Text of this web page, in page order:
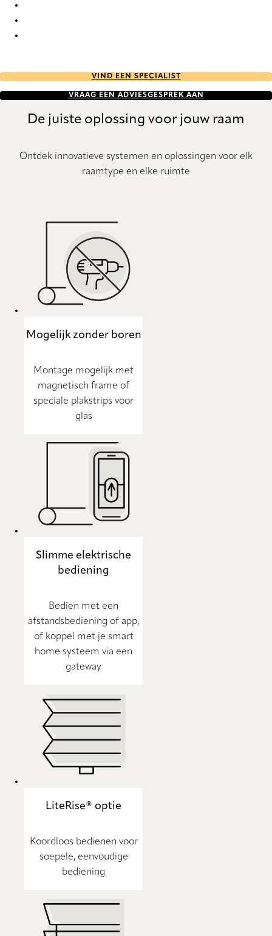
VIND EEN SPECIALIST
VRAAG EEN ADVIESGESPREK AAN
De juiste oplossing voor jouw raam
Ontdek innovatieve systemen en oplossingen voor elk
raamtype en elke ruimte
Mogelijk zonder boren
Montage mogelijk met
magnetisch frame of
speciale plakstrips voor
glas
Slimme elektrische
bediening
Bedien met een
afstandsbediening of app,
of koppel met je smart
home systeem via een
gateway
LiteRise® optie
Koordloos bedienen voor
soepele, eenvoudige
bediening